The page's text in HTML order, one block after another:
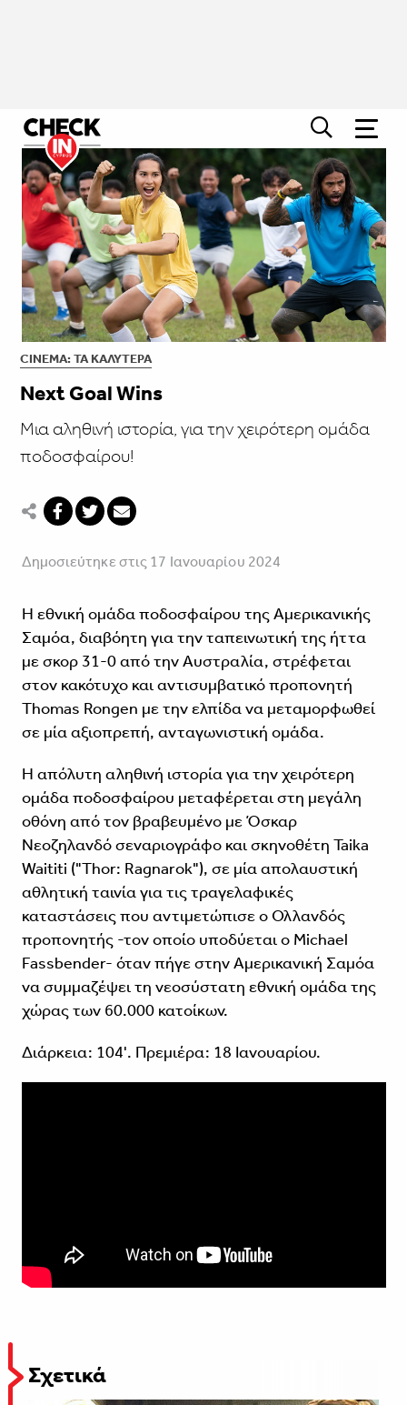
CINEMA: ΤΑ ΚΑΛΎΤΕΡΑ
Next Goal Wins
Μια αληθινή ιστορία, για την χειρότερη ομάδα
ποδοσφαίρου!
Δημοσιεύτηκε στις 17 Ιανουαρίου 2024
Η εθνική ομάδα ποδοσφαίρου της Αμερικανικής
Σαμόα, διαβόητη για την ταπεινωτική της ήττα
με σκορ 31-0 από την Αυστραλία, στρέφεται
στον κακότυχο και αντισυμβατικό προπονητή
Thomas Rongen με την ελπίδα να μεταμορφωθεί
σε μία αξιοπρεπή, ανταγωνιστική ομάδα.
Η απόλυτη αληθινή ιστορία για την χειρότερη
ομάδα ποδοσφαίρου μεταφέρεται στη μεγάλη
οθόνη από τον βραβευμένο με Όσκαρ
Νεοζηλανδό σεναριογράφο και σκηνοθέτη Taika
Waititi ("Thor: Ragnarok"), σε μία απολαυστική
αθλητική ταινία για τις τραγελαφικές
καταστάσεις που αντιμετώπισε ο Ολλανδός
προπονητής -τον οποίο υποδύεται ο Michael
Fassbender- όταν πήγε στην Αμερικανική Σαμόα
να συμμαζέψει τη νεοσύστατη εθνική ομάδα της
χώρας των 60.000 κατοίκων.
Διάρκεια: 104'. Πρεμιέρα: 18 Ιανουαρίου.
Σχετικά